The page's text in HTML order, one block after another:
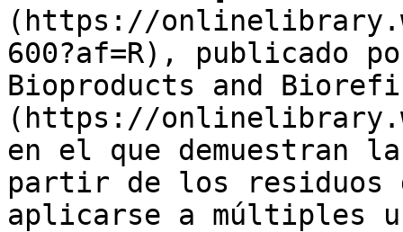
(https://
600?af=R), publicado
Bioproducts and
(https://
en el que demuestran
partir de los residuos
aplicarse a múltiples